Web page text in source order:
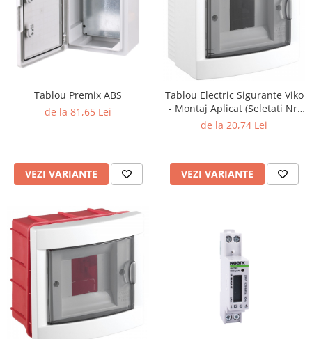
Tablou Premix ABS
de la 81,65 Lei
VEZI VARIANTE
Tablou Electric Sigurante Viko
- Montaj Aplicat (Seletati Nr.
Module)
de la 20,74 Lei
VEZI VARIANTE